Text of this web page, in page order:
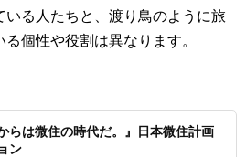
る人たちと、渡り鳥のように旅
個性や役割は異なります。
らは微住の時代だ。』日本微住計画
ン